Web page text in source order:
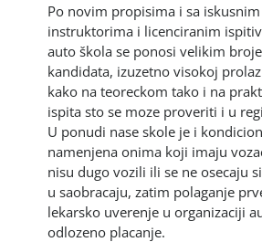
Po novim propisima i sa
instruktorima i licenciranim
auto škola se ponosi velikim
kandidata, izuzetno visokoj
kako na teoreckom tako i na
ispita sto se moze proveriti i u
U ponudi nase skole je i
namenjena onima koji imaju
nisu dugo vozili ili se ne osecaju
u saobracaju, zatim polaganje
lekarsko uverenje u organizaciji
odlozeno placanje.